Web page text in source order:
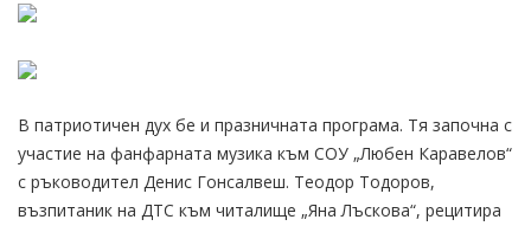
В патриотичен дух бе и празничната програма. Тя започна с
участие на фанфарната музика към СОУ „Любен Каравелов“
с ръководител Денис Гонсалвеш. Теодор Тодоров,
възпитаник на ДТС към читалище „Яна Лъскова“, рецитира